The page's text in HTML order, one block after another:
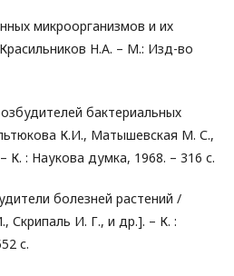
микроорганизмов и их
Н.А. – М.: Изд-во
бактериальных
К.И., Матышевская М. С.,
К. : Наукова думка, 1968. – 316 с.
болезней растений /
Скрипаль И. Г., и др.]. – К. :
с.